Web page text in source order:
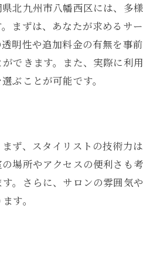
なスタイルを確認
ッフとの相性を重視
セスを考慮する
方法を選ぶ
ンペーンを活用
リートメントの効果
イリストの経験を確認
談の仕方を工夫
北九州市八幡西区には、多
まずは、あなたが求めるサ
明性や追加料金の有無を事
できます。また、実際に利
ぶことが可能です。
ず、スタイリストの技術力
場所やアクセスの便利さも
。さらに、サロンの雰囲気
す。